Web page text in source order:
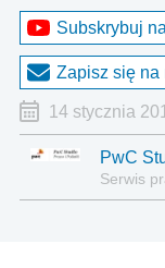
Subskrybuj
Zapisz się na
14 stycznia
PwC
Serwis